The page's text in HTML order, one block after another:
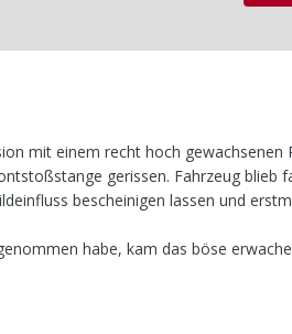
mit einem recht hoch gewachsenen
gerissen. Fahrzeug blieb
bescheinigen lassen und
habe, kam das böse